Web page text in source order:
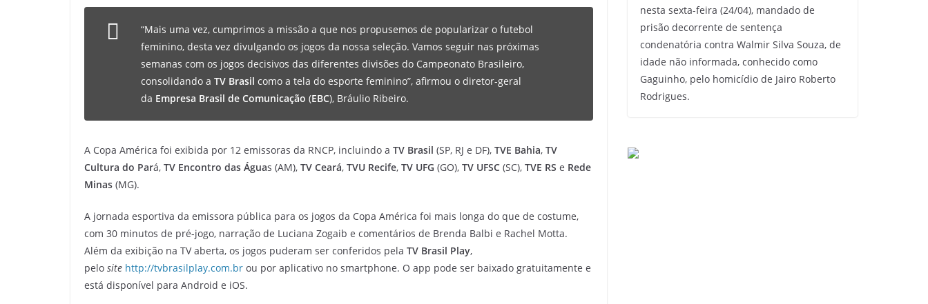
“Mais uma vez, cumprimos a missão a que nos propusemos de popularizar o futebol
feminino, desta vez divulgando os jogos da nossa seleção. Vamos seguir nas próximas
semanas com os jogos decisivos das diferentes divisões do Campeonato Brasileiro,
consolidando a TV Brasil como a tela do esporte feminino”, afirmou o diretor-geral
da Empresa Brasil de Comunicação (EBC), Bráulio Ribeiro.
A Copa América foi exibida por 12 emissoras da RNCP, incluindo a TV Brasil (SP, RJ e DF), TVE Bahia, TV
Cultura do Pará, TV Encontro das Águas (AM), TV Ceará, TVU Recife, TV UFG (GO), TV UFSC (SC), TVE RS e Rede
Minas (MG).
A jornada esportiva da emissora pública para os jogos da Copa América foi mais longa do que de costume,
com 30 minutos de pré-jogo, narração de Luciana Zogaib e comentários de Brenda Balbi e Rachel Motta.
Além da exibição na TV aberta, os jogos puderam ser conferidos pela TV Brasil Play,
pelo site http://tvbrasilplay.com.br ou por aplicativo no smartphone. O app pode ser baixado gratuitamente e
está disponível para Android e iOS.
nesta sexta-feira (24/04), mandado de
prisão decorrente de sentença
condenatória contra Walmir Silva Souza, de
idade não informada, conhecido como
Gaguinho, pelo homicídio de Jairo Roberto
Rodrigues.